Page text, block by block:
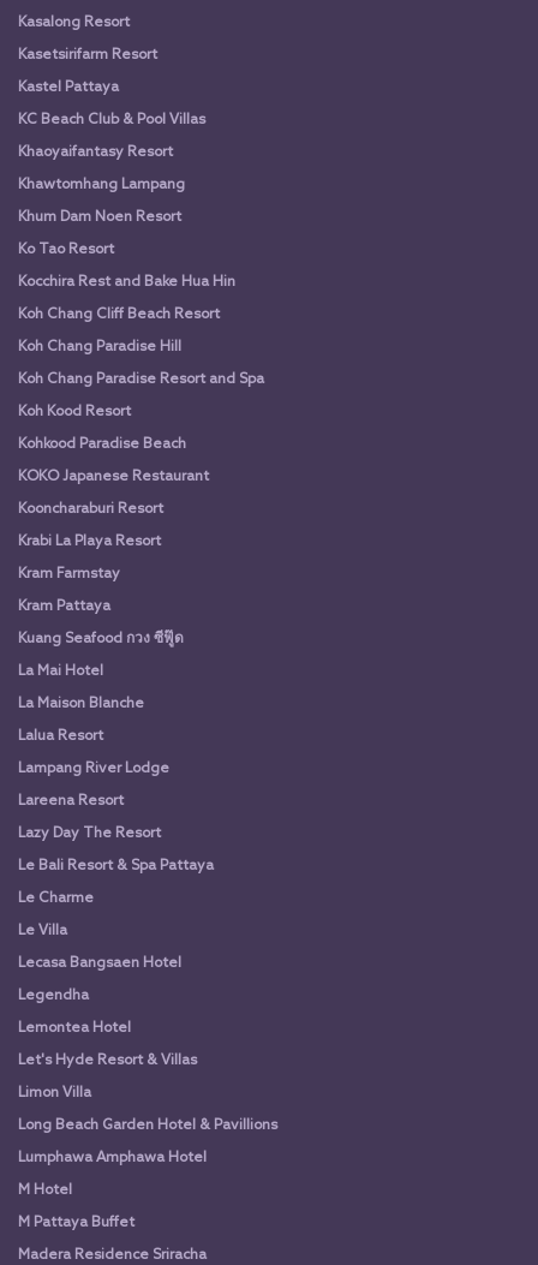
Kasalong Resort
Kasetsirifarm Resort
Kastel Pattaya
KC Beach Club & Pool Villas
Khaoyaifantasy Resort
Khawtomhang Lampang
Khum Dam Noen Resort
Ko Tao Resort
Kocchira Rest and Bake Hua Hin
Koh Chang Cliff Beach Resort
Koh Chang Paradise Hill
Koh Chang Paradise Resort and Spa
Koh Kood Resort
Kohkood Paradise Beach
KOKO Japanese Restaurant
Kooncharaburi Resort
Krabi La Playa Resort
Kram Farmstay
Kram Pattaya
Kuang Seafood กวง ซีฟู๊ด
La Mai Hotel
La Maison Blanche
Lalua Resort
Lampang River Lodge
Lareena Resort
Lazy Day The Resort
Le Bali Resort & Spa Pattaya
Le Charme
Le Villa
Lecasa Bangsaen Hotel
Legendha
Lemontea Hotel
Let's Hyde Resort & Villas
Limon Villa
Long Beach Garden Hotel & Pavillions
Lumphawa Amphawa Hotel
M Hotel
M Pattaya Buffet
Madera Residence Sriracha